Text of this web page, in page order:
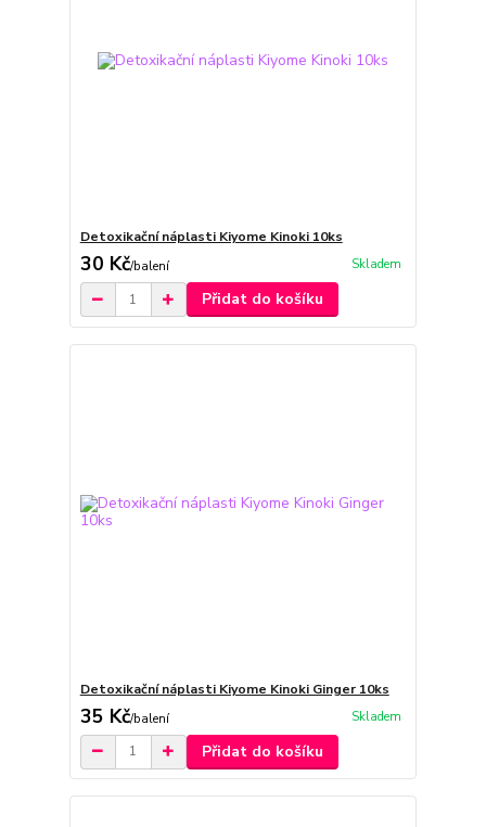
Detoxikační náplasti Kiyome Kinoki 10ks
30 Kč/balení Skladem
Přidat do košíku
Detoxikační náplasti Kiyome Kinoki Ginger 10ks
35 Kč/balení Skladem
Přidat do košíku